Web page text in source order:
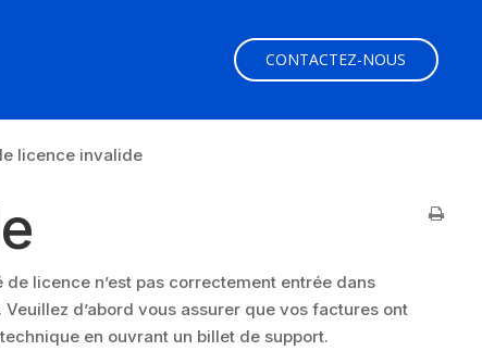
CONTACTEZ-NOUS
licence invalide
licence n’est pas correctement entrée dans
d’abord vous assurer que vos factures ont
en ouvrant un billet de support.